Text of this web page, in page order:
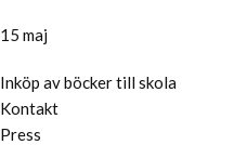
15 maj
Inköp av böcker till skola
Kontakt
Press